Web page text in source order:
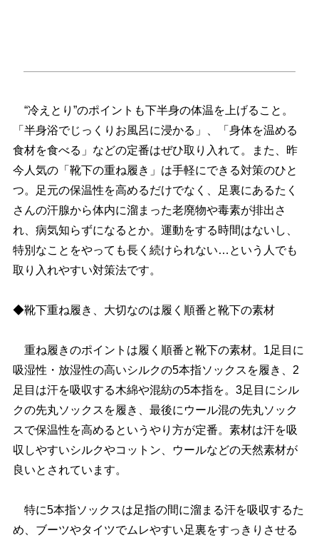
“冷えとり”のポイントも下半身の体温を上げること。
「半身浴でじっくりお風呂に浸かる」、「身体を温める
食材を食べる」などの定番はぜひ取り入れて。また、昨
今人気の「靴下の重ね履き」は手軽にできる対策のひと
つ。足元の保温性を高めるだけでなく、足裏にあるたく
さんの汗腺から体内に溜まった老廃物や毒素が排出さ
れ、病気知らずになるとか。運動をする時間はないし、
特別なことをやっても長く続けられない…という人でも
取り入れやすい対策法です。
◆靴下重ね履き、大切なのは履く順番と靴下の素材
重ね履きのポイントは履く順番と靴下の素材。1足目に
吸湿性・放湿性の高いシルクの5本指ソックスを履き、2
足目は汗を吸収する木綿や混紡の5本指を。3足目にシル
クの先丸ソックスを履き、最後にウール混の先丸ソック
スで保温性を高めるというやり方が定番。素材は汗を吸
収しやすいシルクやコットン、ウールなどの天然素材が
良いとされています。
特に5本指ソックスは足指の間に溜まる汗を吸収するた
め、ブーツやタイツでムレやすい足裏をすっきりさせる